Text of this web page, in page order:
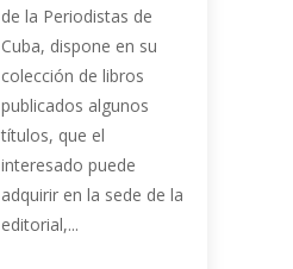
de la Periodistas de
Cuba, dispone en su
colección de libros
publicados algunos
títulos, que el
interesado puede
adquirir en la sede de la
editorial,...